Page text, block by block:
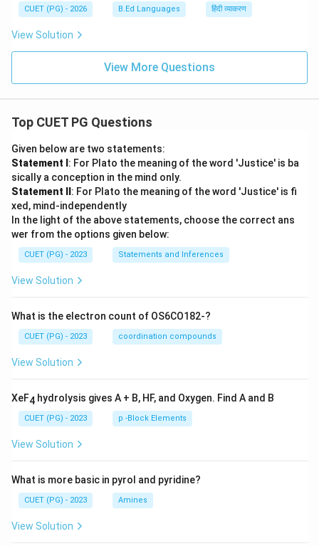
CUET (PG) - 2026 B.Ed Languages हिंदी व्याकरण
View Solution
View More Questions
Top CUET PG Questions
Given below are two statements:
Statement I : For Plato the meaning of the word 'Justice' is ba
sically a conception in the mind only.
Statement II : For Plato the meaning of the word 'Justice' is fi
xed, mind-independently
In the light of the above statements, choose the correct ans
wer from the options given below:
CUET (PG) - 2023 Statements and Inferences
View Solution
What is the electron count of OS6CO182-?
CUET (PG) - 2023 coordination compounds
View Solution
XeF4 hydrolysis gives A + B, HF, and Oxygen. Find A and B
CUET (PG) - 2023 p -Block Elements
View Solution
What is more basic in pyrol and pyridine?
CUET (PG) - 2023 Amines
View Solution